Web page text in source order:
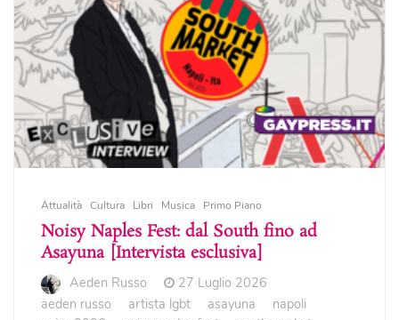
Attualità Cultura Libri Musica Primo Piano
Noisy Naples Fest: dal South fino ad
Asayuna [Intervista esclusiva]
Aeden Russo
27 Luglio 2026
aeden russo
artista lgbt asayuna
napoli